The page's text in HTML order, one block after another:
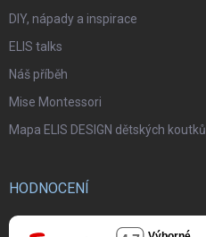
DIY, nápady a inspirace
ELIS talks
Náš příběh
Mise Montessori
Mapa ELIS DESIGN dětských koutků
HODNOCENÍ